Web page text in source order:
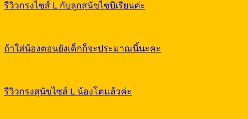
รีวิวกรงไซส์ L กับลูกสุนัขไซบีเรียนค่ะ
ถ้าใส่น้องตอนยังเด็กก็จะประมาณนี้นะคะ
รีวิวกรงสุนัขไซส์ L น้องโตแล้วค่ะ